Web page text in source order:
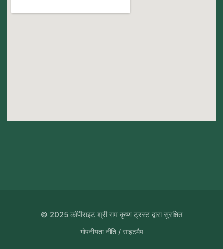
© 2025 कॉपीराइट श्री राम कृष्ण ट्रस्ट द्वारा सुरक्षित
गोपनीयता नीति / साइटमैप